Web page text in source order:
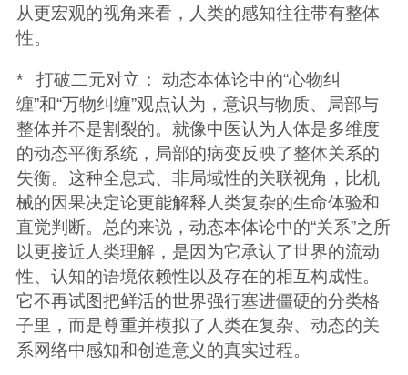
从更宏观的视角来看，人类的感知往往带有整体
性。
* 打破二元对立： 动态本体论中的“心物纠
缠”和“万物纠缠”观点认为，意识与物质、局部与
整体并不是割裂的。就像中医认为人体是多维度
的动态平衡系统，局部的病变反映了整体关系的
失衡。这种全息式、非局域性的关联视角，比机
械的因果决定论更能解释人类复杂的生命体验和
直觉判断。总的来说，动态本体论中的“关系”之所
以更接近人类理解，是因为它承认了世界的流动
性、认知的语境依赖性以及存在的相互构成性。
它不再试图把鲜活的世界强行塞进僵硬的分类格
子里，而是尊重并模拟了人类在复杂、动态的关
系网络中感知和创造意义的真实过程。